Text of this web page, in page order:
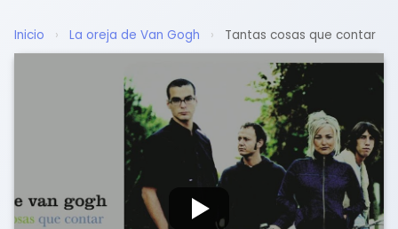
Inicio › La oreja de Van Gogh › Tantas cosas que contar